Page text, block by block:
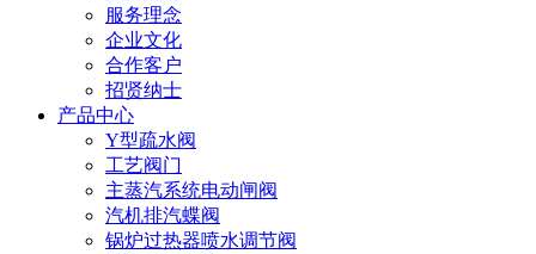
服务理念
企业文化
合作客户
招贤纳士
产品中心
Y型疏水阀
工艺阀门
主蒸汽系统电动闸阀
汽机排汽蝶阀
锅炉过热器喷水调节阀